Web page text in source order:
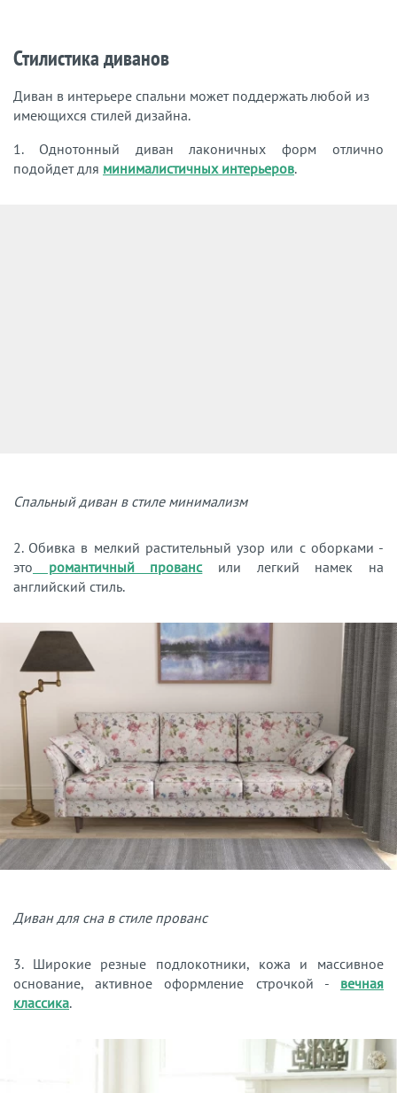
Стилистика диванов
Диван в интерьере спальни может поддержать любой из
имеющихся стилей дизайна.
1. Однотонный диван лаконичных форм отлично
подойдет для минималистичных интерьеров.
Спальный диван в стиле минимализм
2. Обивка в мелкий растительный узор или с оборками -
это романтичный провансили легкий намек на
английский стиль.
Диван для сна в стиле прованс
3. Широкие резные подлокотники, кожа и массивное
основание, активное оформление строчкой - вечная
классика.